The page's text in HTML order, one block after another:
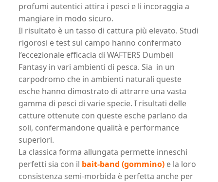
profumi autentici attira i pesci e li incoraggia a
mangiare in modo sicuro.
Il risultato è un tasso di cattura più elevato. Studi
rigorosi e test sul campo hanno confermato
l’eccezionale efficacia di WAFTERS Dumbell
Fantasy in vari ambienti di pesca. Sia in un
carpodromo che in ambienti naturali queste
esche hanno dimostrato di attrarre una vasta
gamma di pesci di varie specie. I risultati delle
catture ottenute con queste esche parlano da
soli, confermandone qualità e performance
superiori.
La classica forma allungata permette inneschi
perfetti sia con il bait-band (gommino)e la loro
consistenza semi-morbida è perfetta anche per